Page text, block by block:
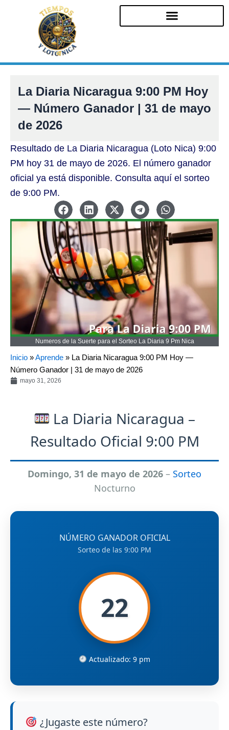
La Diaria Nicaragua 9:00 PM Hoy
— Número Ganador | 31 de mayo
de 2026
Resultado de La Diaria Nicaragua (Loto Nica) 9:00
PM hoy 31 de mayo de 2026. El número ganador
oficial ya está disponible. Consulta aquí el sorteo
de 9:00 PM.
Numeros de la Suerte para el Sorteo La Diaria 9 Pm Nica
Inicio »Aprende » La Diaria Nicaragua 9:00 PM Hoy —
Número Ganador | 31 de mayo de 2026
mayo 31, 2026
La Diaria Nicaragua –
Resultado Oficial 9:00 PM
Domingo, 31 de mayo de 2026 – Sorteo
Nocturno
NÚMERO GANADOR OFICIAL
Sorteo de las 9:00 PM
22
Actualizado: 9 pm
¿Jugaste este número?